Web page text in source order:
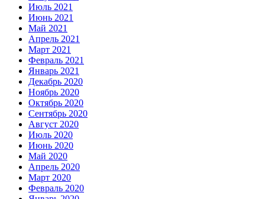
Июль 2021
Июнь 2021
Май 2021
Апрель 2021
Март 2021
Февраль 2021
Январь 2021
Декабрь 2020
Ноябрь 2020
Октябрь 2020
Сентябрь 2020
Август 2020
Июль 2020
Июнь 2020
Май 2020
Апрель 2020
Март 2020
Февраль 2020